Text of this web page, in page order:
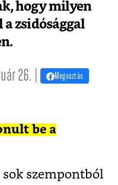
hogy milyen
zsidósággal
26. | Megosztás
be a
szempontból